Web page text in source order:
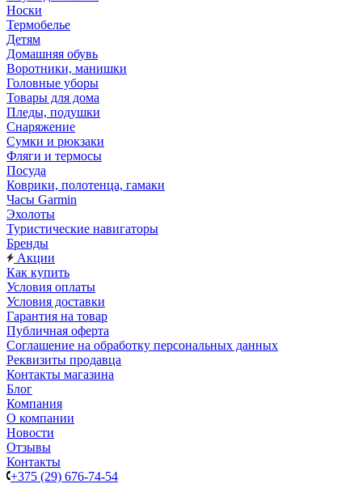
Носки
Термобелье
Детям
Домашняя обувь
Воротники, манишки
Головные уборы
Товары для дома
Пледы, подушки
Снаряжение
Сумки и рюкзаки
Фляги и термосы
Посуда
Коврики, полотенца, гамаки
Часы Garmin
Эхолоты
Туристические навигаторы
Бренды
Акции
Как купить
Условия оплаты
Условия доставки
Гарантия на товар
Публичная оферта
Соглашение на обработку персональных данных
Реквизиты продавца
Контакты магазина
Блог
Компания
О компании
Новости
Отзывы
Контакты
+375 (29) 676-74-54